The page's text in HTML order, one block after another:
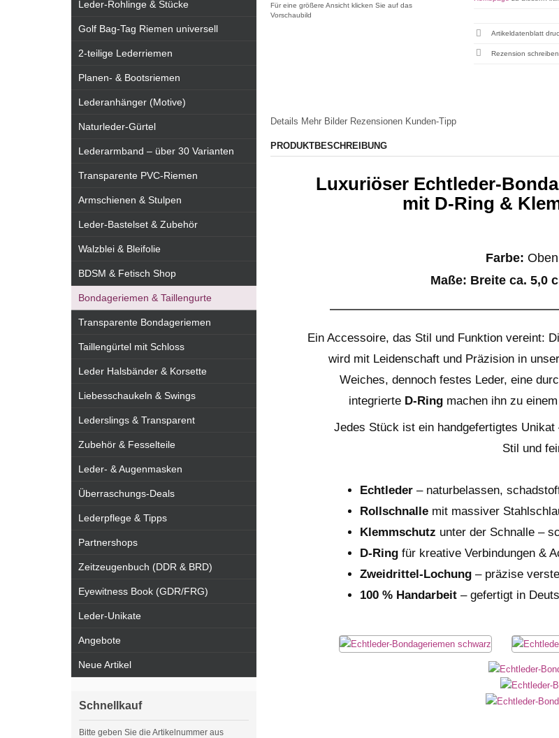
Für eine größere Ansicht klicken Sie auf das
Vorschaubild
Artikeldatenblatt
Rezension schreiben
Details Mehr Bilder Rezensionen Kunden-Tipp
PRODUKTBESCHREIBUNG
Luxuriöser Echtleder-
mit D-Ring &
Farbe:
Maße: Breite ca. 5,0
Ein Accessoire, das Stil und Funktion vereint:
wird mit Leidenschaft und Präzision in
Weiches, dennoch festes Leder, eine
integrierte D-Ring machen ihn zu
Jedes Stück ist ein handgefertigtes
Stil und
Echtleder – naturbelassen,
Rollschnalle mit massiver
Klemmschutz unter der Schnalle –
D-Ring für kreative Verbindungen &
Zweidrittel-Lochung – präzise
100 % Handarbeit – gefertigt in
Leder-Rohlinge & Stücke
Golf Bag-Tag Riemen universell
2-teilige Lederriemen
Planen- & Bootsriemen
Lederanhänger (Motive)
Naturleder-Gürtel
Lederarmband – über 30 Varianten
Transparente PVC-Riemen
Armschienen & Stulpen
Leder-Bastelset & Zubehör
Walzblei & Bleifolie
BDSM & Fetisch Shop
Bondageriemen & Taillengurte
Transparente Bondageriemen
Taillengürtel mit Schloss
Leder Halsbänder & Korsette
Liebesschaukeln & Swings
Lederslings & Transparent
Zubehör & Fesselteile
Leder- & Augenmasken
Überraschungs-Deals
Lederpflege & Tipps
Partnershops
Zeitzeugenbuch (DDR & BRD)
Eyewitness Book (GDR/FRG)
Leder-Unikate
Angebote
Neue Artikel
Schnellkauf
Bitte geben Sie die Artikelnummer aus